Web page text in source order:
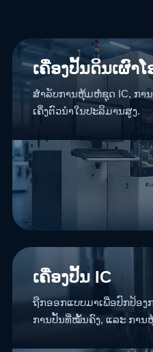
ເຄື່ອງປັ້ນດິນເຜົາໂ
ສຳລັບການຫຸ້ມຫໍ່ຊຸດ IC, ກາ
ເຄິ່ງຕົວນຳໃນປະລິມານສູງ.
ເຄື່ອງປັ້ນ IC
ຖືກອອກແບບມາເພື່ອປົກປ້ອ
ການປັ້ນທີ່ໝັ້ນຄົງ, ແລະ ກາ